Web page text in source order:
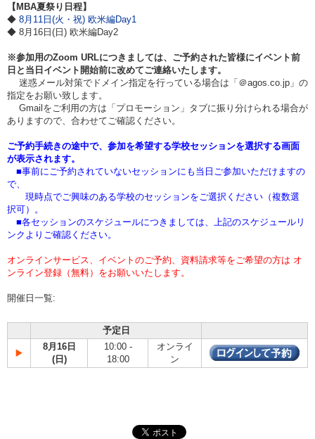
【MBA夏祭り日程】
◆ 8月11日(火・祝) 欧米編Day1
◆ 8月16日(日) 欧米編Day2
※参加用のZoom URLにつきましては、ご予約された皆様にイベント前
日と当日イベント開始前に改めてご連絡いたします。
迷惑メール対策でドメイン指定を行っている場合は「＠agos.co.jp」の
指定をお願い致します。
Gmailをご利用の方は「プロモーション」タブに振り分けられる場合が
ありますので、合わせてご確認ください。
ご予約手続きの途中で、参加を希望する学校セッションを選択する画面
が表示されます。
■事前にご予約されていないセッションにも当日ご参加いただけますの
で、
現時点でご興味のある学校のセッションをご選択ください（複数選
択可）。
■各セッションのスケジュールにつきましては、上記のスケジュールリ
ンクよりご確認ください。
オンラインサービス、イベントのご予約、資料請求等をご希望の方は オ
ンライン登録（無料）をお願いいたします。
開催日一覧:
予定日
8月16日
(日)
10:00 -
18:00
オンライ
ン